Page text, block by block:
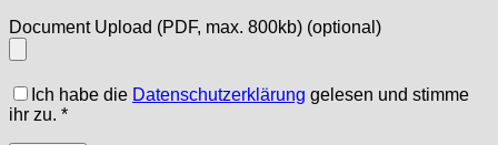
Document Upload (PDF, max. 800kb) (optional)
Ich habe die Datenschutzerklärung gelesen und stimme
ihr zu. *